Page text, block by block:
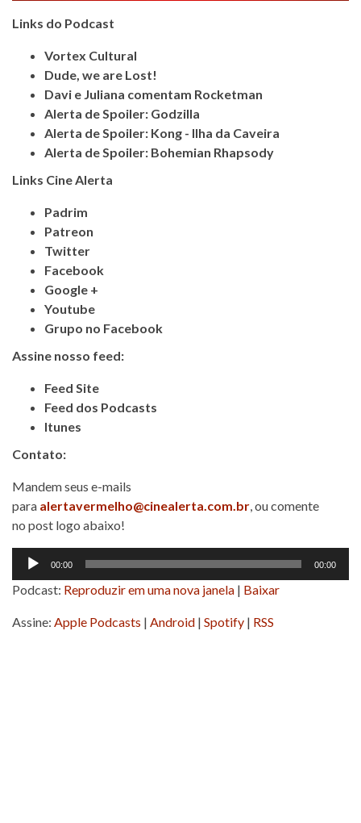
Links do Podcast
Vortex Cultural
Dude, we are Lost!
Davi e Juliana comentam Rocketman
Alerta de Spoiler: Godzilla
Alerta de Spoiler: Kong - Ilha da Caveira
Alerta de Spoiler: Bohemian Rhapsody
Links Cine Alerta
Padrim
Patreon
Twitter
Facebook
Google +
Youtube
Grupo no Facebook
Assine nosso feed:
Feed Site
Feed dos Podcasts
Itunes
Contato:
Mandem seus e-mails
para alertavermelho@cinealerta.com.br , ou comente
no post logo abaixo!
Tocador
áudio
00:00 00:00
Podcast: Reproduzir em uma nova janela | Baixar
Assine: Apple Podcasts | Android | Spotify | RSS